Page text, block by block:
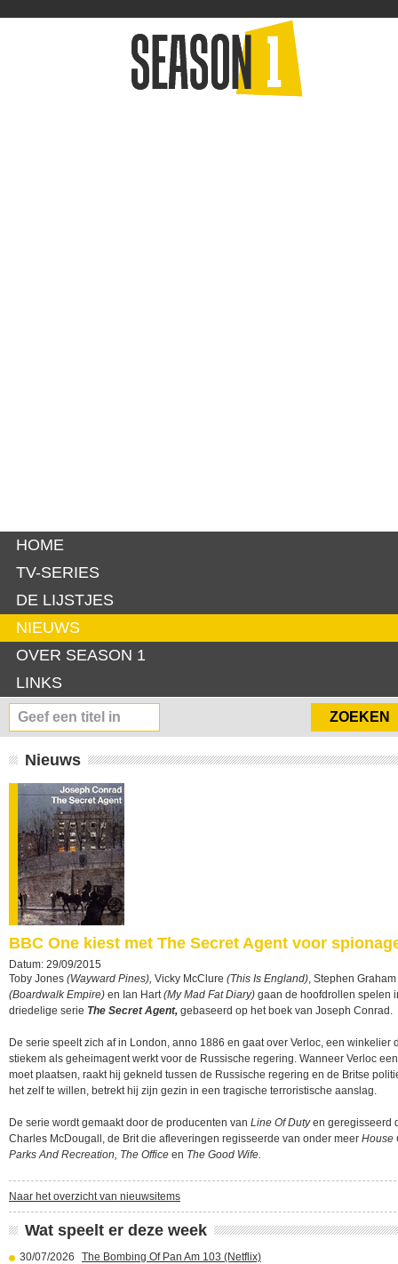
HOME
TV-SERIES
DE LIJSTJES
NIEUWS
OVER SEASON 1
LINKS
Nieuws
BBC One kiest met The Secret Agent voor
Datum: 29/09/2015
Toby Jones (Wayward Pines), Vicky McClure (This Is England), Stephen Graham
(Boardwalk Empire) en Ian Hart(My Mad Fat Diary) gaan de hoofdrollen spelen
driedelige serie The Secret Agent, gebaseerd op het boek van Joseph Conrad.
De serie speelt zich af in London, anno 1886 en gaat over Verloc, een winkelier
stiekem als geheimagent werkt voor de Russische regering. Wanneer Verloc
moet plaatsen, raakt hij gekneld tussen de Russische regering en de Britse
het zelf te willen, betrekt hij zijn gezin in een tragische terroristische aanslag.
De serie wordt gemaakt door de producenten van Line Of Dutyen geregisseerd
Charles McDougall, de Brit die afleveringen regisseerde van onder meer House
Parks And Recreation, The Office en The Good Wife.
Naar het overzicht van nieuwsitems
Wat speelt er deze week
30/07/2026 The Bombing Of Pan Am 103 (Netflix)